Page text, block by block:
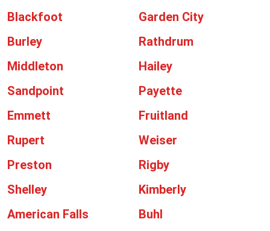
Blackfoot
Garden City
Burley
Rathdrum
Middleton
Hailey
Sandpoint
Payette
Emmett
Fruitland
Rupert
Weiser
Preston
Rigby
Shelley
Kimberly
American Falls
Buhl